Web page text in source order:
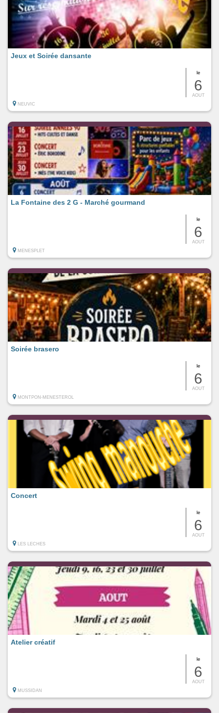
le
6
AOUT
Jeux et Soirée dansante
NEUVIC
le
6
AOUT
La Fontaine des 2 G - Marché gourmand
MENESPLET
le
6
AOUT
Soirée brasero
MONTPON-MENESTEROL
le
6
AOUT
Concert
LES LECHES
le
6
AOUT
Atelier créatif
MUSSIDAN